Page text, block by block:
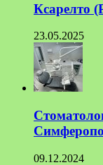
Ксарелто
23.05.2025
09.12.2024